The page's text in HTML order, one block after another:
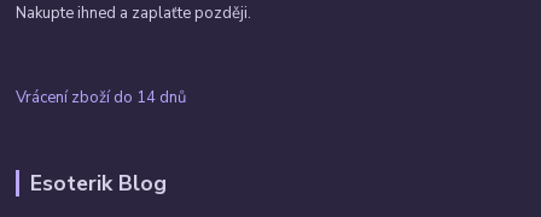
Nakupte ihned a zaplaťte později.
Vrácení zboží do 14 dnů
Esoterik Blog